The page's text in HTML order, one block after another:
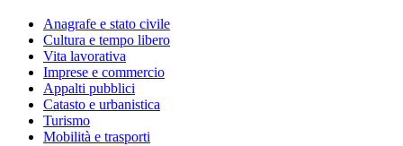
Anagrafe e stato civile
Cultura e tempo libero
Vita lavorativa
Imprese e commercio
Appalti pubblici
Catasto e urbanistica
Turismo
Mobilità e trasporti